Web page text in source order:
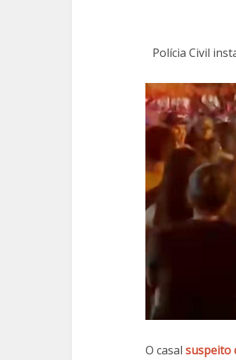
Polícia Civil
O casal suspeito